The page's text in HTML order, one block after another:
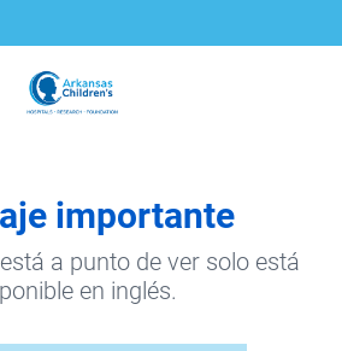
importante
a punto de ver solo está
en inglés.